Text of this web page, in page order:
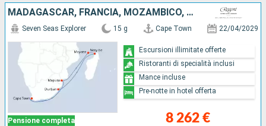
MADAGASCAR, FRANCIA, MOZAMBICO, AFRICA DEL SUD
Pensione completa
Seven Seas Explorer 15 g Cape Town 22/04/2029
8 262 €
Escursioni illimitate offerte
Ristoranti di specialità inclusi
Mance incluse
Pre-notte in hotel offerta